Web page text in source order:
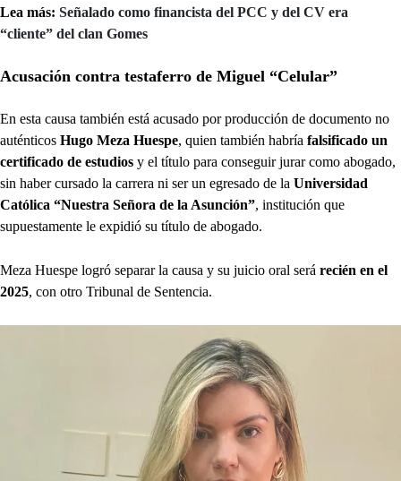
Lea más: Señalado como financista del PCC y del CV era
“cliente” del clan Gomes
Acusación contra testaferro de Miguel “Celular”
En esta causa también está acusado por producción de documento no
auténticos Hugo Meza Huespe, quien también habría falsificado un
certificado de estudios y el título para conseguir jurar como abogado,
sin haber cursado la carrera ni ser un egresado de la Universidad
Católica “Nuestra Señora de la Asunción”, institución que
supuestamente le expidió su título de abogado.
Meza Huespe logró separar la causa y su juicio oral será recién en el
2025, con otro Tribunal de Sentencia.